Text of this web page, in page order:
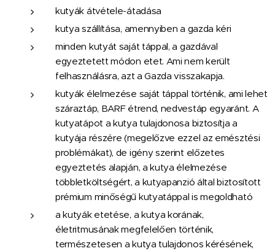
kutyák átvétele-átadása
kutya szállítása, amennyiben a gazda kéri
minden kutyát saját táppal, a gazdával
egyeztetett módon etet. Ami nem került
felhasználásra, azt a Gazda visszakapja.
kutyák élelmezése saját táppal történik, ami lehet
száraztáp, BARF étrend, nedvestáp egyaránt. A
kutyatápot a kutya tulajdonosa biztosítja a
kutyája részére (megelőzve ezzel az emésztési
problémákat), de igény szerint előzetes
egyeztetés alapján, a kutya élelmezése
többletköltségért, a kutyapanzió által biztosított
prémium minőségű kutyatáppal is megoldható
a kutyák etetése, a kutya korának,
életritmusának megfelelően történik,
természetesen a kutya tulajdonos kérésének,